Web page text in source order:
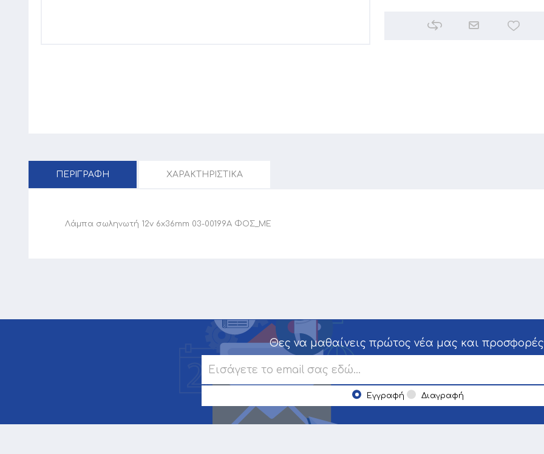
ΠΕΡΙΓΡΑΦΗ ΧΑΡΑΚΤΗΡΙΣΤΙΚΑ
Λάμπα σωληνωτή 12v 6x36mm 03-00199A ΦΟΣ_ΜΕ
Θες να μαθαίνεις πρώτος νέα μας και
Εγγραφή Διαγραφή